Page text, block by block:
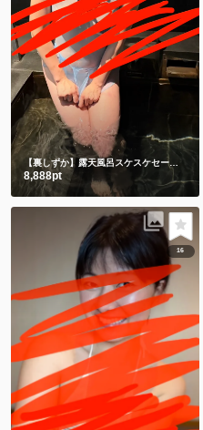
【裏しずか】露天風呂スケスケセーラー服風衣装💕これ布意味ありますか？スケスケなんですが😩
8,888pt
16